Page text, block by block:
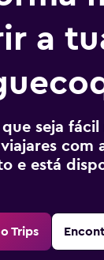
a
seja fácil
com
e está
Trips